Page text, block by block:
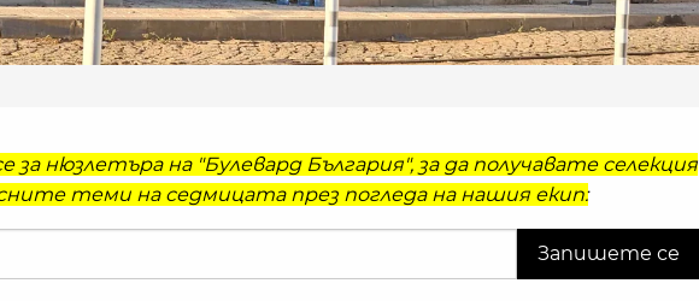
за нюзлетъра на "Булевард България", за да получавате селекция
теми на седмицата през погледа на нашия екип: